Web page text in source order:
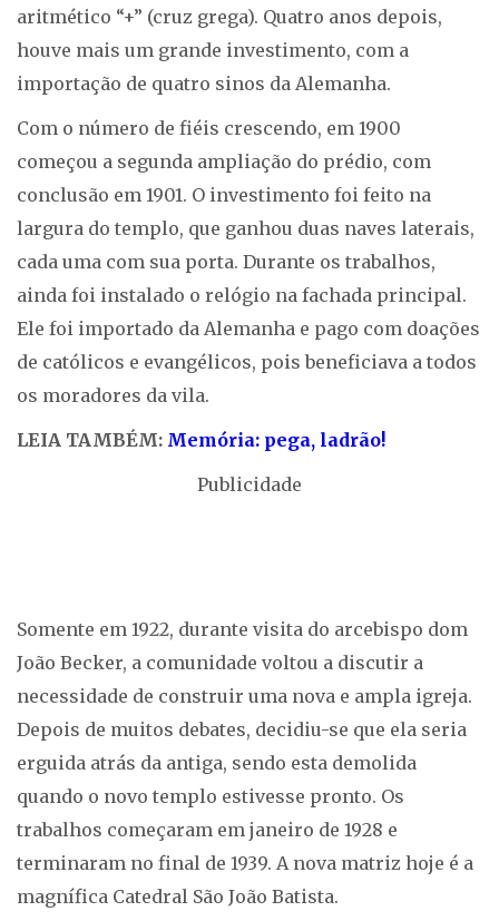
aritmético “+” (cruz grega). Quatro anos depois,
houve mais um grande investimento, com a
importação de quatro sinos da Alemanha.
Com o número de fiéis crescendo, em 1900
começou a segunda ampliação do prédio, com
conclusão em 1901. O investimento foi feito na
largura do templo, que ganhou duas naves laterais,
cada uma com sua porta. Durante os trabalhos,
ainda foi instalado o relógio na fachada principal.
Ele foi importado da Alemanha e pago com doações
de católicos e evangélicos, pois beneficiava a todos
os moradores da vila.
LEIA TAMBÉM: Memória: pega, ladrão!
Publicidade
Somente em 1922, durante visita do arcebispo dom
João Becker, a comunidade voltou a discutir a
necessidade de construir uma nova e ampla igreja.
Depois de muitos debates, decidiu-se que ela seria
erguida atrás da antiga, sendo esta demolida
quando o novo templo estivesse pronto. Os
trabalhos começaram em janeiro de 1928 e
terminaram no final de 1939. A nova matriz hoje é a
magnífica Catedral São João Batista.